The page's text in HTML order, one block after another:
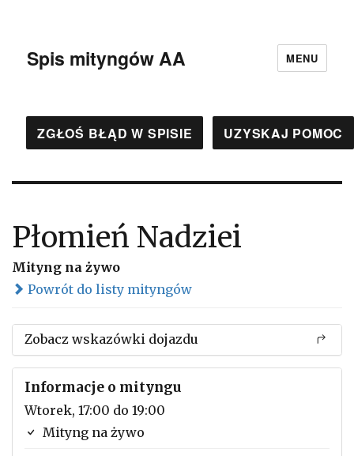
Spis mityngów AA MENU
ZGŁOŚ BŁĄD W SPISIE UZYSKAJ POMOC
Płomień Nadziei
Mityng na żywo
Powrót do listy mityngów
Zobacz wskazówki dojazdu
Informacje o mityngu
Wtorek, 17:00 do 19:00
Mityng na żywo